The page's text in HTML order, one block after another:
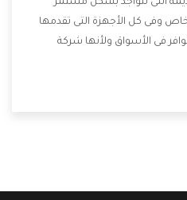
التى تتواجد بشكل مستمر
وفى كل الأجهزة التى تقدمها
فى الأسواق ولأنها شركة
التى تسهل على